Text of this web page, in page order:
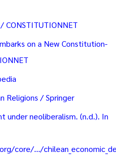
on a New Constitution-
Religions / Springer
under neoliberalism. (n.d.). In
core/.../